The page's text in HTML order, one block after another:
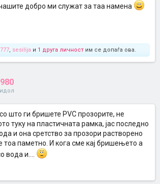
добро ми служат за таа намена
, sesilija и 1 друга личност им се допаѓа ова.
што ги бришете PVC прозорите, не
туку на пластичната рамка, јас последно
и она сретство за прозори растворено
тоа паметно. И кога сме кај бришењето а
вода и....